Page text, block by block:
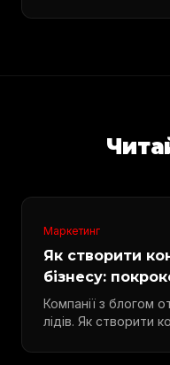
Маркетинг
Як створити
бізнесу:
Компанії з блогом
лідів. Як створити